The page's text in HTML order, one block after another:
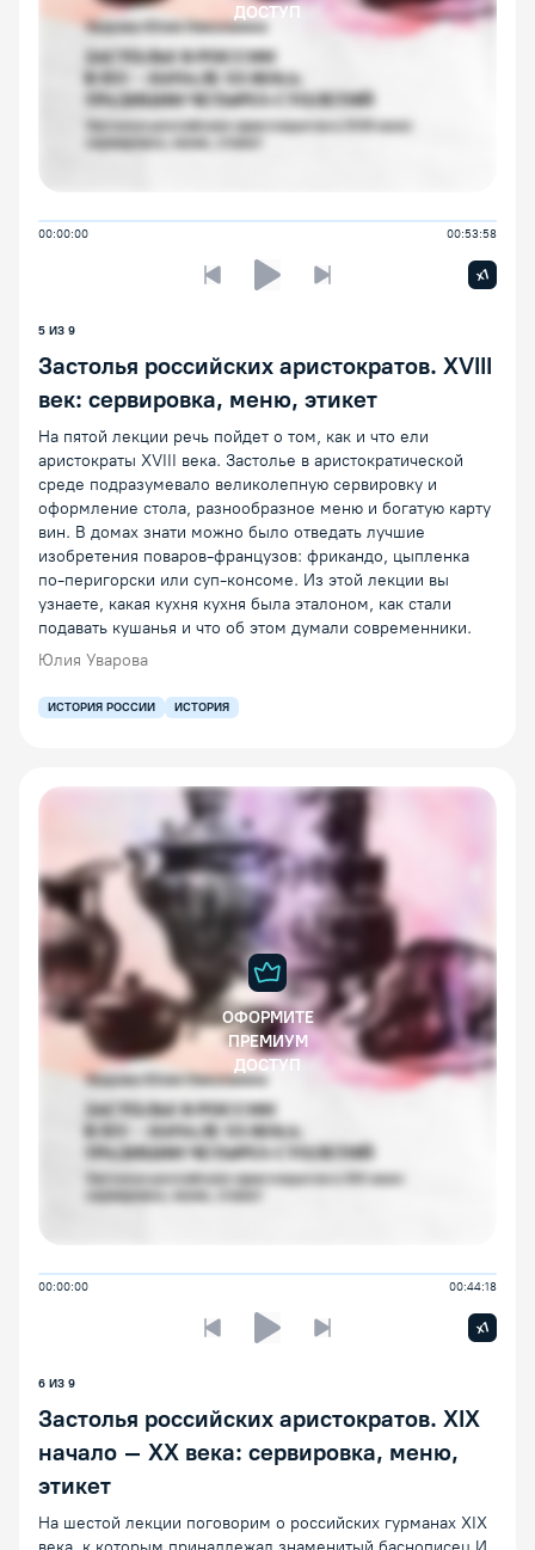
ДОСТУП
00:00:00 00:53:58
Предыдущая лекцияСледующая лекция
x1
5 ИЗ 9
Застолья российских аристократов. XVIII
век: сервировка, меню, этикет
На пятой лекции речь пойдет о том, как и что ели
аристократы XVIII века. Застолье в аристократической
среде подразумевало великолепную сервировку и
оформление стола, разнообразное меню и богатую карту
вин. В домах знати можно было отведать лучшие
изобретения поваров-французов: фрикандо, цыпленка
по-перигорски или суп-консоме. Из этой лекции вы
узнаете, какая кухня кухня была эталоном, как стали
подавать кушанья и что об этом думали современники.
Юлия Уварова
ИСТОРИЯ РОССИИ ИСТОРИЯ
ОФОРМИТЕ
ПРЕМИУМ
ДОСТУП
00:00:00 00:44:18
Предыдущая лекцияСледующая лекция
x1
6 ИЗ 9
Застолья российских аристократов. XIX
начало – XX века: сервировка, меню,
этикет
На шестой лекции поговорим о российских гурманах XIX